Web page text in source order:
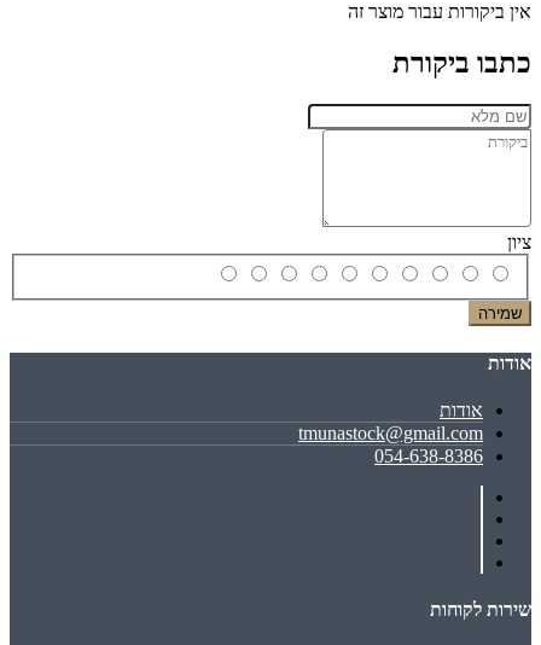
אין ביקורות עבור מוצר זה
כתבו ביקורת
ציון
שמירה
אודות
אודות
tmunastock@gmail.com
054-638-8386
שירות לקוחות